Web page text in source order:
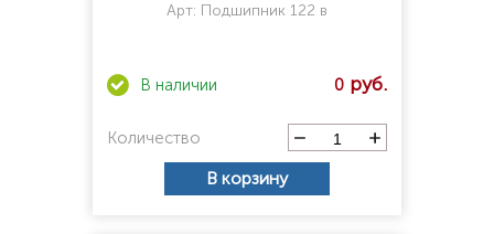
Арт: Подшипник 122 в
0
Количество
В корзину